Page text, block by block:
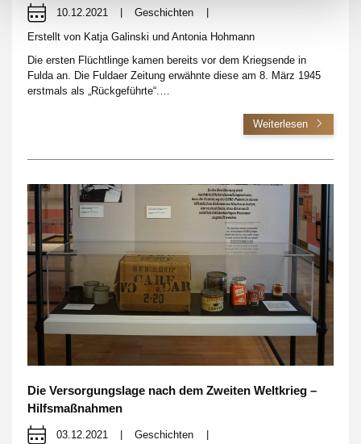
ändern/widerrufen, indem Sie auf die Schaltfläche
10.12.2021 Geschichten
Erstellt von Katja Galinski und Antonia Hohmann
Die ersten Flüchtlinge kamen bereits vor dem Kriegsende in
Fulda an. Die Fuldaer Zeitung erwähnte diese am 8. März 1945
erstmals als „Rückgeführte“.…
Weiterlesen
Die Versorgungslage nach dem Zweiten Weltkrieg –
Hilfsmaßnahmen
03.12.2021 | Geschichten |